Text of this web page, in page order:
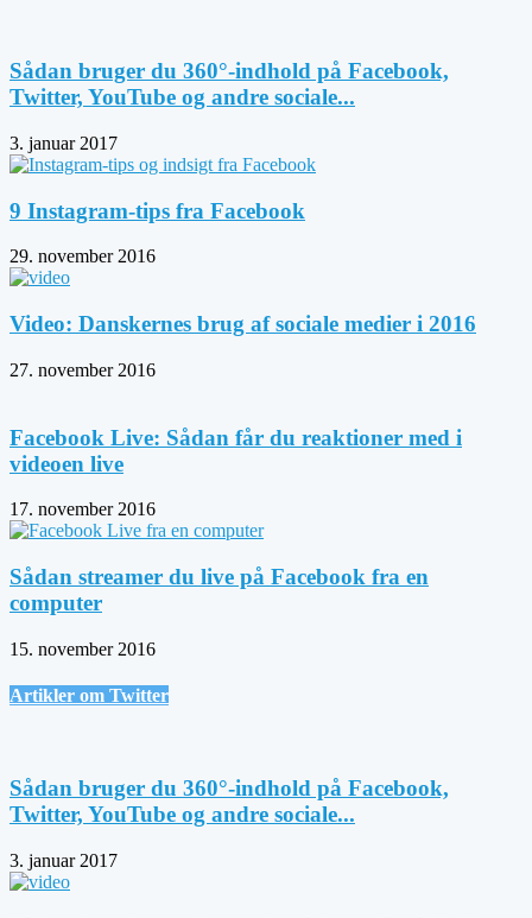
Sådan bruger du 360°-indhold på Facebook,
Twitter, YouTube og andre sociale...
3. januar 2017
9 Instagram-tips fra Facebook
29. november 2016
Video: Danskernes brug af sociale medier i 2016
27. november 2016
Facebook Live: Sådan får du reaktioner med i
videoen live
17. november 2016
Sådan streamer du live på Facebook fra en
computer
15. november 2016
Artikler om Twitter
Sådan bruger du 360°-indhold på Facebook,
Twitter, YouTube og andre sociale...
3. januar 2017